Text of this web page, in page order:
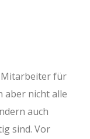
Mitarbeiter für
aber nicht alle
auch
sind. Vor